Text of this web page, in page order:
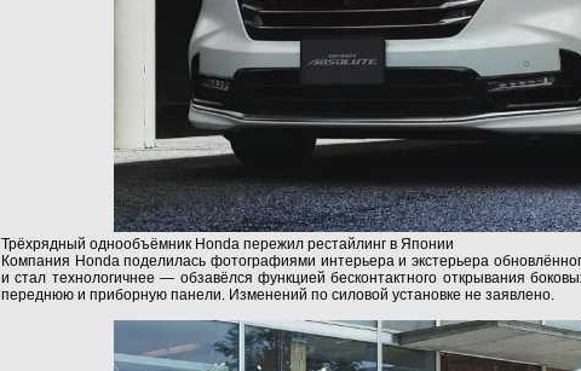
Трёхрядный однообъёмник Honda пережил рестайлинг в Японии
Компания Honda поделилась фотографиями интерьера и экстерьера
и стал технологичнее — обзавёлся функцией бесконтактного открывания
переднюю и приборную панели. Изменений по силовой установке не заявлено.